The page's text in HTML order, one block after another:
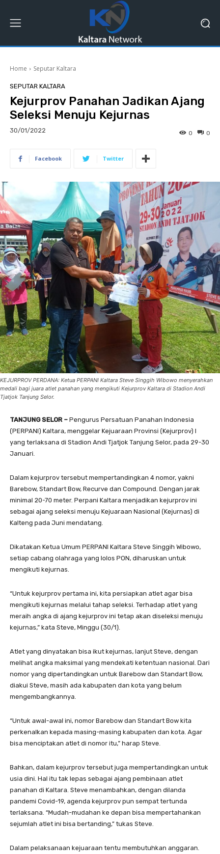
Home Seputar Kaltara
SEPUTAR KALTARA
Kejurprov Panahan Jadikan Ajang
Seleksi Menuju Kejurnas
30/01/2022 0
0
Facebook Twitter
KEJURPROV PERDANA: Ketua PERPANI Kaltara Steve Singgih Wibowo menyerahkan
medali bagi juara atlet panahan yang mengikuti Kejurprov Kaltara di Stadion Andi
Tjatjok Tanjung Selor.
TANJUNG SELOR – Pengurus Persatuan Panahan Indonesia
(PERPANI) Kaltara, menggelar Kejuaraan Provinsi (Kejurprov) I
yang terlaksana di Stadion Andi Tjatjok Tanjung Selor, pada 29-30
Januari.
Dalam kejurprov tersebut mempertandingkan 4 nomor, yakni
Barebow, Standart Bow, Recurve dan Compound. Dengan jarak
minimal 20-70 meter. Perpani Kaltara menjadikan kejurprov ini
sebagai ajang seleksi menuju Kejuaraan Nasional (Kejurnas) di
Kalteng pada Juni mendatang.
Dikatakan Ketua Umum PERPANI Kaltara Steve Singgih Wibowo,
setiap cabang olahraga yang lolos PON, diharuskan untuk
mengikuti kejurnas.
“Untuk kejurprov pertama ini, kita persiapkan atlet agar bisa
mengikuti kejurnas melalui tahap seleksi. Terhadap atlet yang
meraih angka di ajang kejurprov ini tetap akan diseleksi menuju
kejurnas,” kata Steve, Minggu (30/1).
Atlet yang dinyatakan bisa ikut kejurnas, lanjut Steve, dengan
melihat angka maksimal yang mendekati ketentuan nasional. Dari
nomor yang dipertandingkan untuk Barebow dan Standart Bow,
diakui Steve, masih ada kabupaten dan kota yang belum
mengembangkannya.
“Untuk awal-awal ini, nomor Barebow dan Standart Bow kita
perkenalkan kepada masing-masing kabupaten dan kota. Agar
bisa menciptakan atlet di nomor itu,” harap Steve.
Bahkan, dalam kejurprov tersebut juga mempertandingkan untuk
usia dini. Hal itu tak lepas sebagai ajang pembinaan atlet
panahan di Kaltara. Steve menambahkan, dengan dilanda
pandemi Covid-19, agenda kejurprov pun sempat tertunda
terlaksana. “Mudah-mudahan ke depan bisa mempertahankan
sejumlah atlet ini bisa bertanding,” tukas Steve.
Dalam pelaksanaan kejuaraan tentu membutuhkan anggaran.